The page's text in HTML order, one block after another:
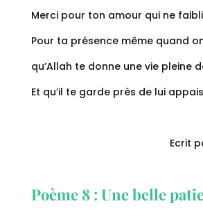
Merci pour ton amour qui ne
Pour ta présence même quand
qu’Allah te donne une vie pleine
Et qu’il te garde près de lui
Ecrit
Poème 8 : Une belle